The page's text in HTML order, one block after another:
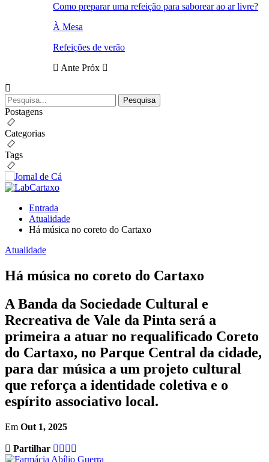
Como preparar uma refeição para saborear ao ar livre?
À Mesa
Refeições de verão
Ante Próx
Postagens
Categorias
Tags
Entrada
Atualidade
Há música no coreto do Cartaxo
Atualidade
Há música no coreto do Cartaxo
A Banda da Sociedade Cultural e
Recreativa de Vale da Pinta será a
primeira a atuar no requalificado Coreto
do Cartaxo, no Parque Central da cidade,
para dar música a um projeto cultural
que reforça a identidade coletiva e o
espírito associativo local.
Em Out 1, 2025
Partilhar